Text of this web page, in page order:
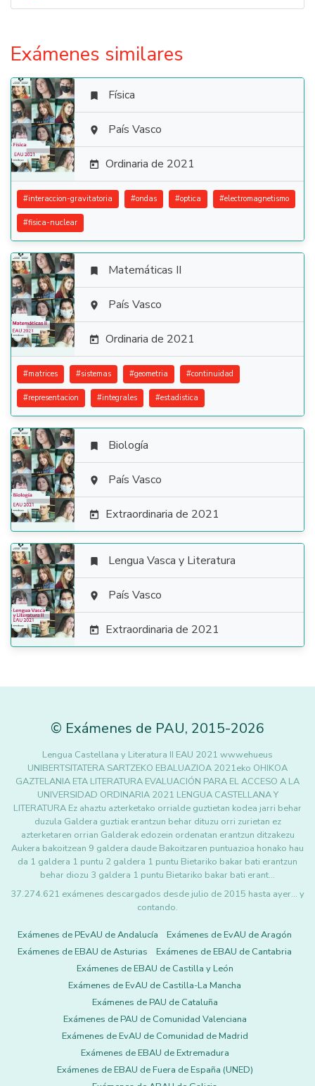
Exámenes similares

 Física
 País Vasco
 Ordinaria de 2021
#interaccion-gravitatoria #ondas #optica #electromagnetismo
#fisica-nuclear

 Matemáticas II
 País Vasco
 Ordinaria de 2021
#matrices #sistemas #geometria #continuidad
#representacion #integrales #estadistica

 Biología
 País Vasco
 Extraordinaria de 2021

 Lengua Vasca y Literatura
 País Vasco
 Extraordinaria de 2021
© Exámenes de PAU, 2015-2026
Lengua Castellana y Literatura II EAU 2021 wwwehueus
UNIBERTSITATERA SARTZEKO EBALUAZIOA 2021eko OHIKOA
GAZTELANIA ETA LITERATURA EVALUACIÓN PARA EL ACCESO A LA
UNIVERSIDAD ORDINARIA 2021 LENGUA CASTELLANA Y
LITERATURA Ez ahaztu azterketako orrialde guztietan kodea jarri behar
duzula Galdera guztiak erantzun behar dituzu orri zurietan ez
azterketaren orrian Galderak edozein ordenatan erantzun ditzakezu
Aukera bakoitzean 9 galdera daude Bakoitzaren puntuazioa honako hau
da 1 galdera 1 puntu 2 galdera 1 puntu Bietariko bakar bati erantzun
behar diozu 3 galdera 1 puntu Bietariko bakar bati erant…
37.274.621 exámenes descargados desde julio de 2015 hasta ayer... y
contando.
Exámenes de PEvAU de Andalucía
Exámenes de EvAU de Aragón
Exámenes de EBAU de Asturias
Exámenes de EBAU de Cantabria
Exámenes de EBAU de Castilla y León
Exámenes de EvAU de Castilla-La Mancha
Exámenes de PAU de Cataluña
Exámenes de PAU de Comunidad Valenciana
Exámenes de EvAU de Comunidad de Madrid
Exámenes de EBAU de Extremadura
Exámenes de EBAU de Fuera de España (UNED)